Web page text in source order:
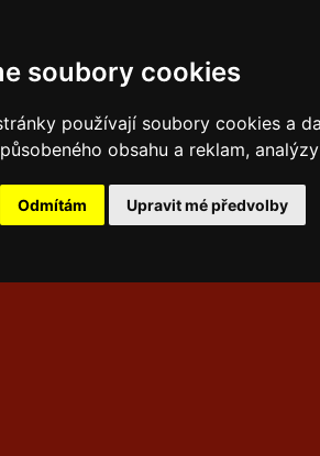
soubory cookies
používají soubory cookies a
obsahu a reklam,
Odmítám Upravit mé předvolby